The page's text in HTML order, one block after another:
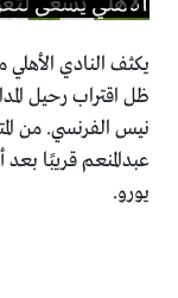
يكثف النادي
ظل اقتراب رحيل
نيس الفرنسي. من
يورو.